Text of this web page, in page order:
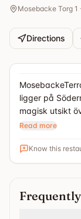
Mosebacke Torg
Directions
ligger på
magisk utsikt
och här
Read more
Know this